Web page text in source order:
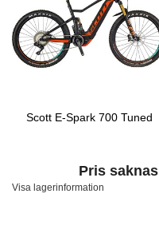
Scott E-Spark 700 Tuned
Pris saknas
Visa lagerinformation